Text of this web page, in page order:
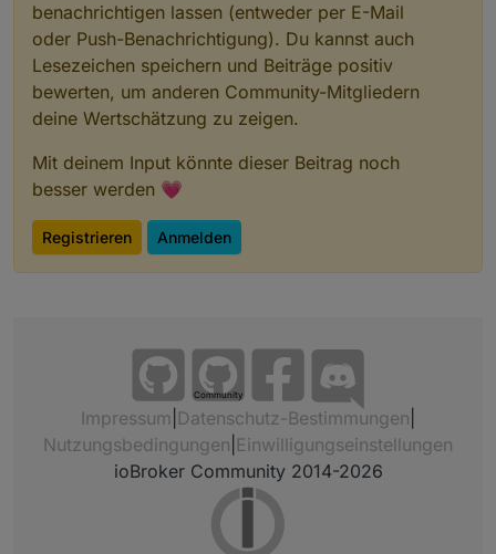
benachrichtigen lassen (entweder per E-Mail
oder Push-Benachrichtigung). Du kannst auch
Lesezeichen speichern und Beiträge positiv
bewerten, um anderen Community-Mitgliedern
deine Wertschätzung zu zeigen.
Mit deinem Input könnte dieser Beitrag noch
besser werden 💗
Registrieren Anmelden
Community
Impressum Datenschutz-Bestimmungen
Nutzungsbedingungen Einwilligungseinstellungen
ioBroker Community 2014-2026